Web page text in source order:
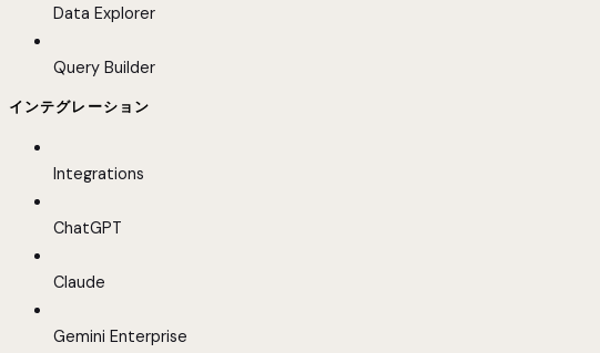
Data Explorer
Query Builder
インテグレーション
Integrations
ChatGPT
Claude
Gemini Enterprise